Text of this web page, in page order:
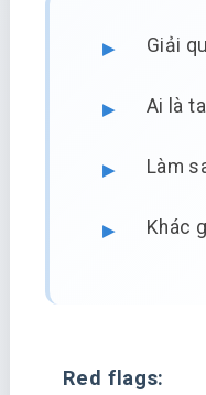
Giải
Ai là
Làm
Khác
Red flags: